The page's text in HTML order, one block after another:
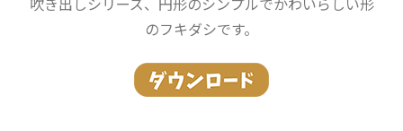
のフキダシです。